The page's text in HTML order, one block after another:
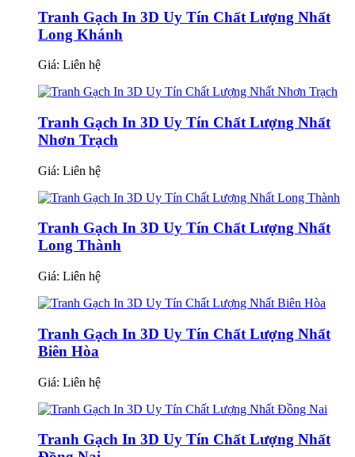
Tranh Gạch In 3D Uy Tín Chất Lượng Nhất
Long Khánh
Giá: Liên hệ
Tranh Gạch In 3D Uy Tín Chất Lượng Nhất
Nhơn Trạch
Giá: Liên hệ
Tranh Gạch In 3D Uy Tín Chất Lượng Nhất
Long Thành
Giá: Liên hệ
Tranh Gạch In 3D Uy Tín Chất Lượng Nhất
Biên Hòa
Giá: Liên hệ
Tranh Gạch In 3D Uy Tín Chất Lượng Nhất